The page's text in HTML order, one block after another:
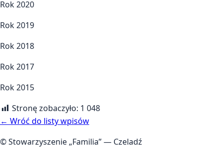
Rok 2020
Rok 2019
Rok 2018
Rok 2017
Rok 2015
Stronę zobaczyło: 1 048
← Wróć do listy wpisów
© Stowarzyszenie „Familia” — Czeladź